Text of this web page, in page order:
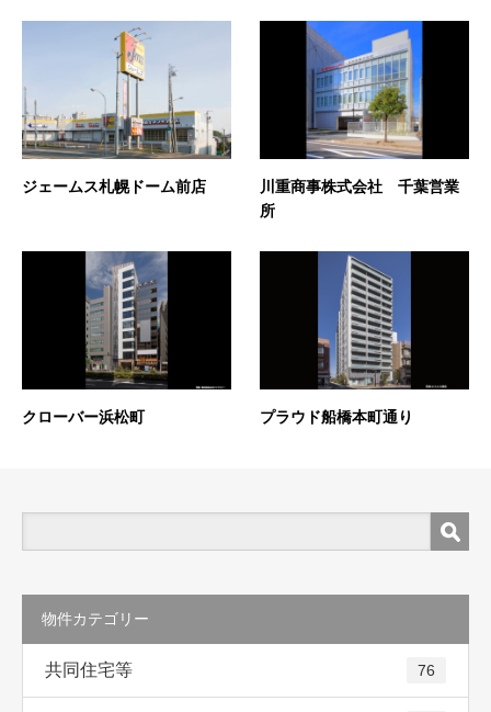
ジェームス札幌ドーム前店
川重商事株式会社 千葉営業
所
クローバー浜松町 プラウド船橋本町通り
物件カテゴリー
共同住宅等 76